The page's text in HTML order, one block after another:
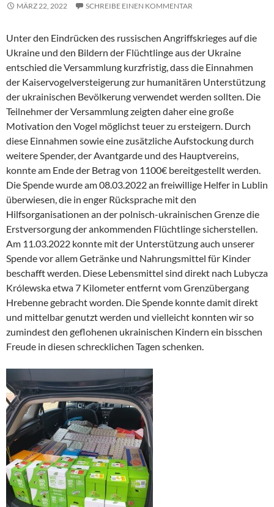
MÄRZ 22, 2022 SCHREIBE EINEN KOMMENTAR
Unter den Eindrücken des russischen Angriffskrieges auf die
Ukraine und den Bildern der Flüchtlinge aus der Ukraine
entschied die Versammlung kurzfristig, dass die Einnahmen
der Kaiservogelversteigerung zur humanitären Unterstützung
der ukrainischen Bevölkerung verwendet werden sollten. Die
Teilnehmer der Versammlung zeigten daher eine große
Motivation den Vogel möglichst teuer zu ersteigern. Durch
diese Einnahmen sowie eine zusätzliche Aufstockung durch
weitere Spender, der Avantgarde und des Hauptvereins,
konnte am Ende der Betrag von 1100€ bereitgestellt werden.
Die Spende wurde am 08.03.2022 an freiwillige Helfer in Lublin
überwiesen, die in enger Rücksprache mit den
Hilfsorganisationen an der polnisch-ukrainischen Grenze die
Erstversorgung der ankommenden Flüchtlinge sicherstellen.
Am 11.03.2022 konnte mit der Unterstützung auch unserer
Spende vor allem Getränke und Nahrungsmittel für Kinder
beschafft werden. Diese Lebensmittel sind direkt nach Lubycza
Królewska etwa 7 Kilometer entfernt vom Grenzübergang
Hrebenne gebracht worden. Die Spende konnte damit direkt
und mittelbar genutzt werden und vielleicht konnten wir so
zumindest den geflohenen ukrainischen Kindern ein bisschen
Freude in diesen schrecklichen Tagen schenken.